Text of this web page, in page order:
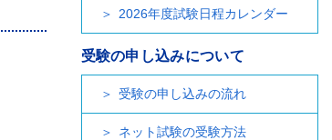
2026年度試験日程カレンダー
受験の申し込みについて
受験の申し込みの流れ
ネット試験の受験方法